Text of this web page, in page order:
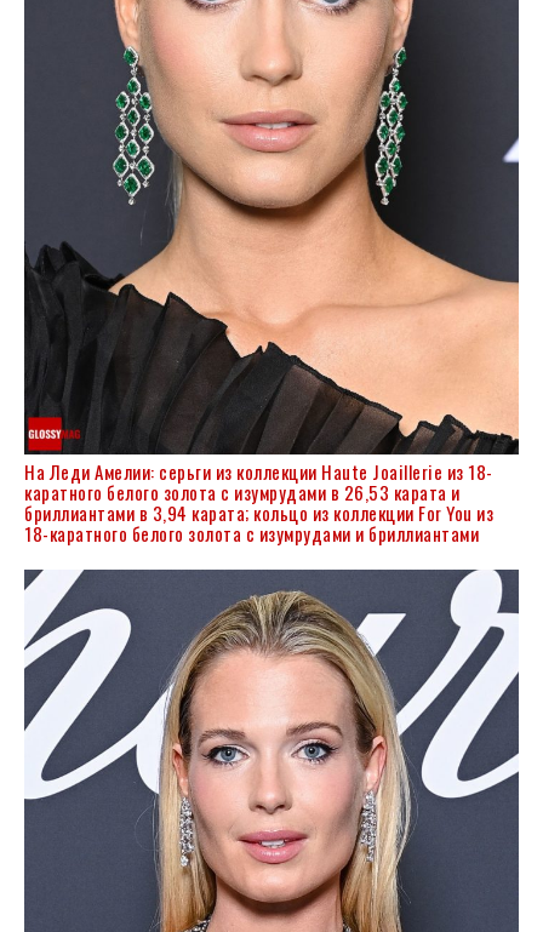
На Леди Амелии: серьги из коллекции Haute Joaillerie из 18-
каратного белого золота с изумрудами в 26,53 карата и
бриллиантами в 3,94 карата; кольцо из коллекции For You из
18-каратного белого золота с изумрудами и бриллиантами